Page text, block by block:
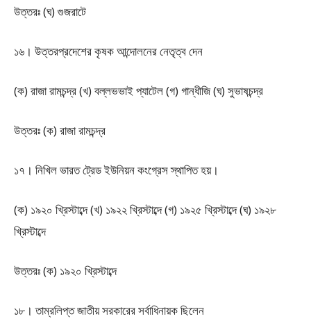
উত্তরঃ (ঘ) গুজরাটে
১৬। উত্তরপ্রদেশের কৃষক আন্দোলনের নেতৃত্ব দেন
(ক) রাজা রামচন্দ্র (খ) বল্লভভাই প্যাটেল (গ) গান্ধীজি (ঘ) সুভাষচন্দ্র
উত্তরঃ (ক) রাজা রামচন্দ্র
১৭। নিখিল ভারত ট্রেড ইউনিয়ন কংগ্রেস স্থাপিত হয়।
(ক) ১৯২০ খ্রিস্টাব্দে (খ) ১৯২২ খ্রিস্টাব্দে (গ) ১৯২৫ খ্রিস্টাব্দে (ঘ) ১৯২৮
খ্রিস্টাব্দে
উত্তরঃ (ক) ১৯২০ খ্রিস্টাব্দে
১৮। তাম্রলিপ্ত জাতীয় সরকারের সর্বাধিনায়ক ছিলেন